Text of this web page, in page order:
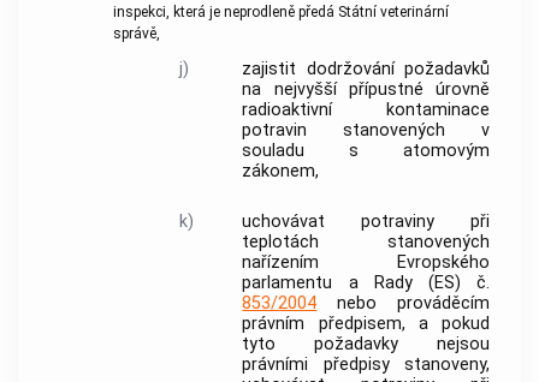
inspekci, která je neprodleně předá Státní veterinární
správě,
j)
zajistit dodržování požadavků
na nejvyšší přípustné úrovně
radioaktivní kontaminace
potravin stanovených v
souladu s atomovým
zákonem,
k)
uchovávat potraviny při
teplotách stanovených
nařízením Evropského
parlamentu a Rady (ES) č.
853/2004 nebo prováděcím
právním předpisem, a pokud
tyto požadavky nejsou
právními předpisy stanoveny,